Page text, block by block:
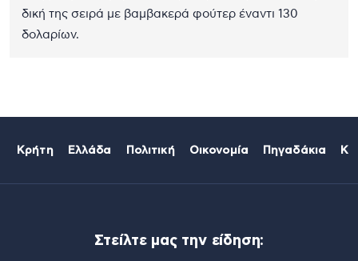
δική της σειρά με βαμβακερά φούτερ έναντι 130
δολαρίων.
Κρήτη Ελλάδα Πολιτική Οικονομία Πηγαδάκια
Στείλτε μας την είδηση: